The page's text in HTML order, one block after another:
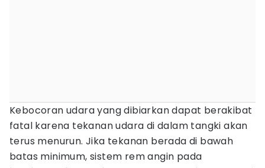
Kebocoran udara yang dibiarkan dapat berakibat
fatal karena tekanan udara di dalam tangki akan
terus menurun. Jika tekanan berada di bawah
batas minimum, sistem rem angin pada